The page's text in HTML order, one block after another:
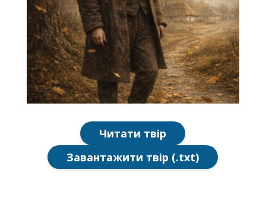
Читати твір
Завантажити твір (.txt)